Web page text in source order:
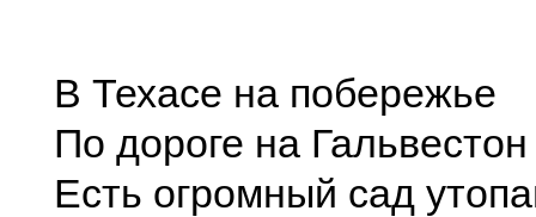
В Техасе на побережье
По дороге на Гальвестон
Есть огромный сад